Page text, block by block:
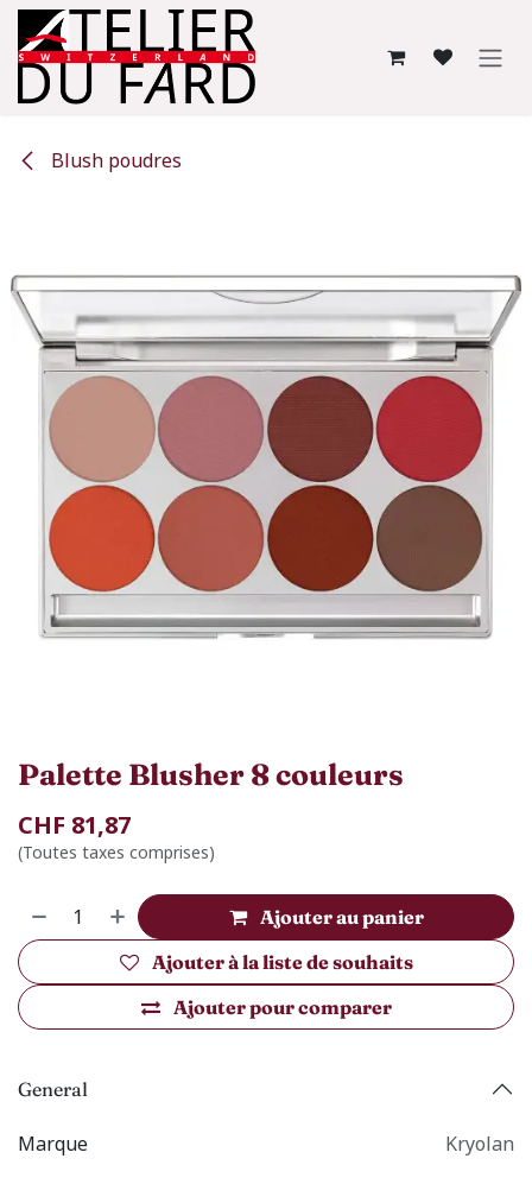
Se rendre au contenu
Blush poudres
Palette Blusher 8 couleurs
CHF 81,87
(Toutes taxes comprises)
Ajouter au panier
Ajouter pour comparer
Ajouter à la liste de souhaits
General
Marque Kryolan